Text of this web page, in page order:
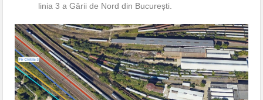
linia 3 a Gării de Nord din București.